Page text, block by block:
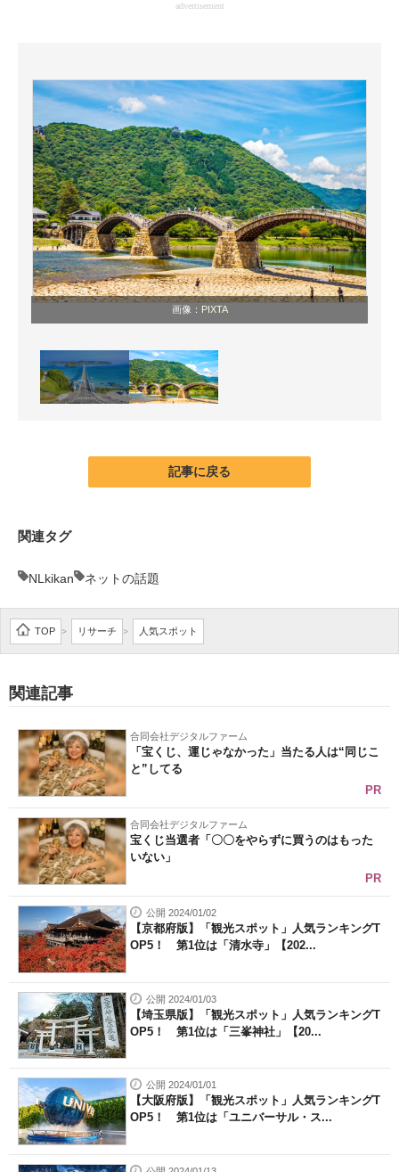
モノづくり技術者専門サイト
エレクトロニクス専門サイト
電子設計の基本と応用
エネルギーの専門メディア
建設×テクノロジーの最前線
ちょっと気になるネットの話題
advertisement
画像： PIXTA
記事に戻る
関連タグ
NLkikan ネットの話題
TOP > リサーチ > 人気スポット
関連記事
合同会社デジタルファーム
「宝くじ、運じゃなかった」当たる人は“同じこ
と”してる
PR
合同会社デジタルファーム
宝くじ当選者「〇〇をやらずに買うのはもった
いない」
PR
公開 2024/01/02
【京都府版】「観光スポット」人気ランキングT
OP5！ 第1位は「清水寺」【202...
公開 2024/01/03
【埼玉県版】「観光スポット」人気ランキングT
OP5！ 第1位は「三峯神社」【20...
公開 2024/01/01
【大阪府版】「観光スポット」人気ランキングT
OP5！ 第1位は「ユニバーサル・ス...